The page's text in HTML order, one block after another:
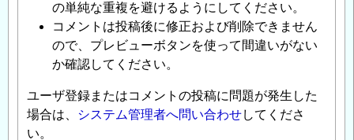
の単純な重複を避けるようにしてください。
コメントは投稿後に修正および削除できません
ので、プレビューボタンを使って間違いがない
か確認してください。
ユーザ登録またはコメントの投稿に問題が発生した
場合は、
システム管理者へ問い合わせしてくださ
い。